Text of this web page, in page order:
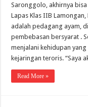
Saronggolo, akhirnya
Lapas Klas IIB
adalah pedagang ayam,
pembebasan bersyarat .
menjalani kehidupan
kejaringan teroris. “Saya
Read More »